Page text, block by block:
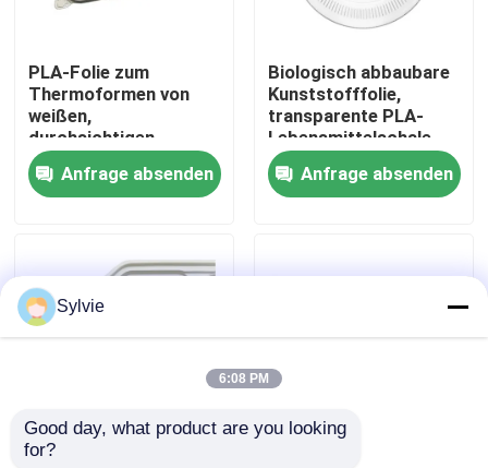
Qualitätskontrolle
Treten Sie mit uns in Verbindung
Fälle
PET-Rolle
PLA-Folie zum
Thermoformen von
weißen,
durchsichtigen
Verpackungen aus
Kunststoff
Anfrage absenden
Biologisch abbaubare
Kunststofffolie,
transparente PLA-
Lebensmittelschale
Anfrage absenden
Biologisch abbaubare
Sylvie
6:08 PM
Good day, what product are you looking
for?